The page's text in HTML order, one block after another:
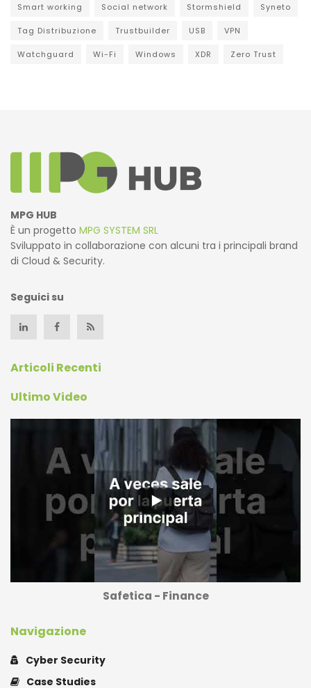
Smart working Social network Stormshield Syneto
Tag Distribuzione Trustbuilder USB VPN
Watchguard Wi-Fi Windows XDR Zero Trust
MPG HUB
È un progetto MPG SYSTEM SRL
Sviluppato in collaborazione con alcuni tra i principali brand
di Cloud & Security.
Seguici su
Articoli Recenti
Ultimo Video
Safetica - Finance
Navigazione
Cyber Security
Case Studies